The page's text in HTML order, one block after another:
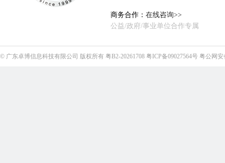
商务合作： 在线咨询>>
公益/政府/事业单位合作专属
© 广东卓博信息科技有限公司 版权所有 粤B2-20261708 粤ICP备09027564号 粤公网安